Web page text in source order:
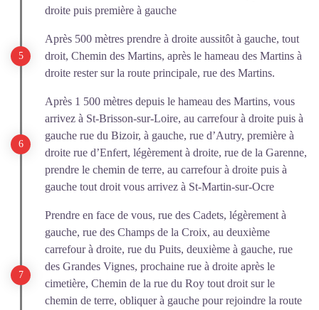
droite puis première à gauche
Après 500 mètres prendre à droite aussitôt à gauche, tout
droit, Chemin des Martins, après le hameau des Martins à
droite rester sur la route principale, rue des Martins.
Après 1 500 mètres depuis le hameau des Martins, vous
arrivez à St-Brisson-sur-Loire, au carrefour à droite puis à
gauche rue du Bizoir, à gauche, rue d’Autry, première à
droite rue d’Enfert, légèrement à droite, rue de la Garenne,
prendre le chemin de terre, au carrefour à droite puis à
gauche tout droit vous arrivez à St-Martin-sur-Ocre
Prendre en face de vous, rue des Cadets, légèrement à
gauche, rue des Champs de la Croix, au deuxième
carrefour à droite, rue du Puits, deuxième à gauche, rue
des Grandes Vignes, prochaine rue à droite après le
cimetière, Chemin de la rue du Roy tout droit sur le
chemin de terre, obliquer à gauche pour rejoindre la route